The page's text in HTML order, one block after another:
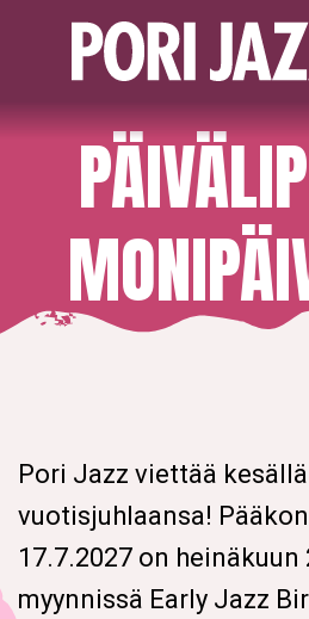
Pori Jazz viettää
vuotisjuhlaansa!
17.7.2027 on
myynnissä Early Jazz